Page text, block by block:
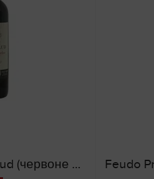
Chateau Puy Rigaud (червоне сухе вино)